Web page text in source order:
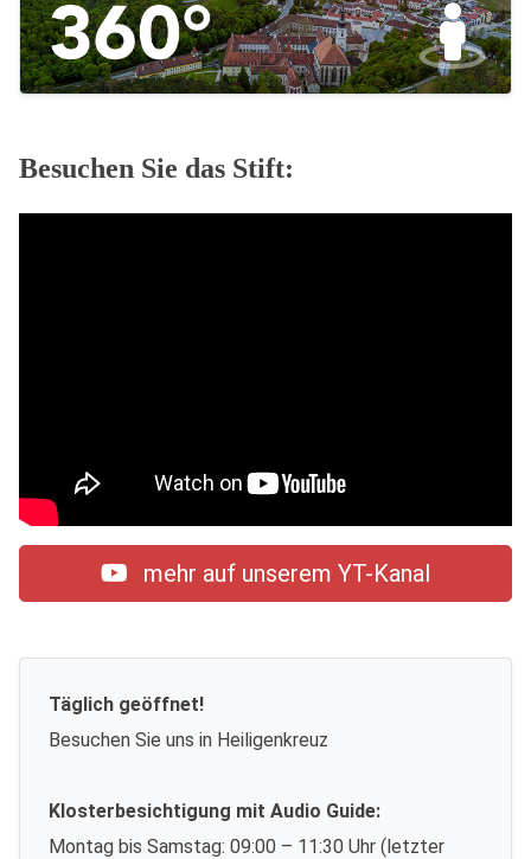
Besuchen Sie das Stift:
mehr auf unserem YT-Kanal
Täglich geöffnet!
Besuchen Sie uns in Heiligenkreuz
Klosterbesichtigung mit Audio Guide:
Montag bis Samstag: 09:00 – 11:30 Uhr (letzter